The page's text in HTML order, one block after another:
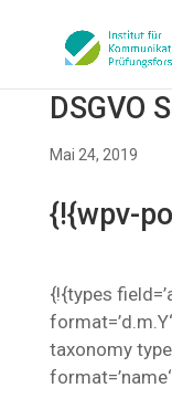
DSGVO
Mai 24, 2019
{!{wpv-
{!{types
taxonomy